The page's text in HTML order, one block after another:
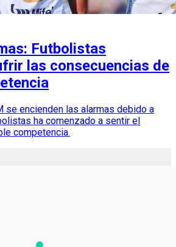
Futbolistas
las consecuencias de
se encienden las alarmas debido a
ha comenzado a sentir el
competencia.